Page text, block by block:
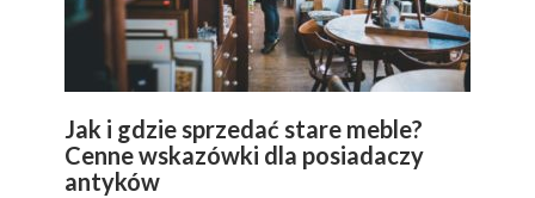
Jak i gdzie sprzedać stare meble?
Cenne wskazówki dla posiadaczy
antyków